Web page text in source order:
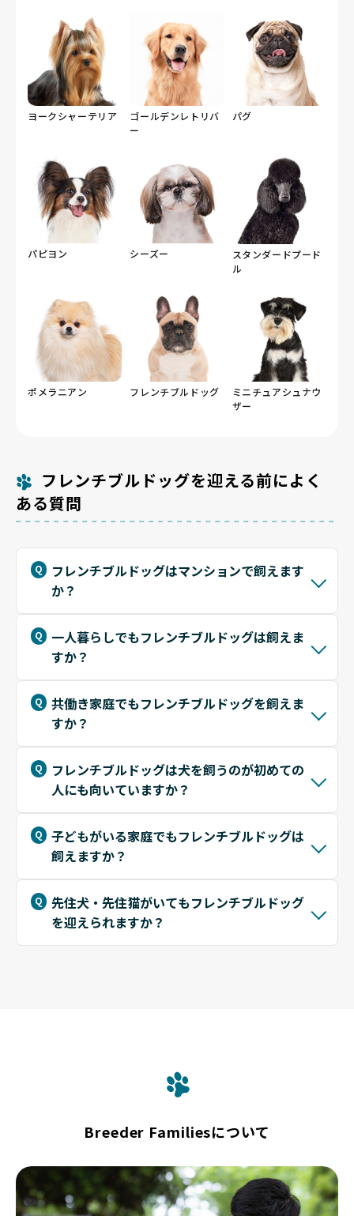
ヨークシャーテリア
ゴールデンレトリバ
ー
パグ
パピヨン シーズー
スタンダードプード
ル
ポメラニアン フレンチブルドッグ
ミニチュアシュナウ
ザー
フレンチブルドッグを迎える前によく
ある質問
フレンチブルドッグはマンションで飼えます
か？
一人暮らしでもフレンチブルドッグは飼えま
すか？
共働き家庭でもフレンチブルドッグを飼えま
すか？
フレンチブルドッグは犬を飼うのが初めての
人にも向いていますか？
子どもがいる家庭でもフレンチブルドッグは
飼えますか？
先住犬・先住猫がいてもフレンチブルドッグ
を迎えられますか？
Breeder Familiesについて